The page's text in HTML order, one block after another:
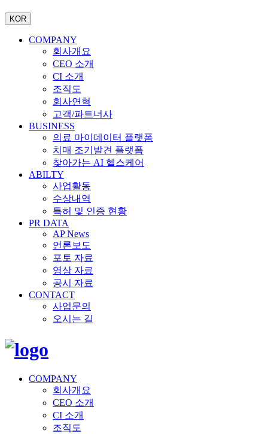
KOR
COMPANY
회사개요
CEO 소개
CI 소개
조직도
회사연혁
고객/파트너사
BUSINESS
의료 마이데이터 플랫폼
치매 조기발견 플랫폼
찾아가는 AI 헬스케어
ABILTY
사업활동
수상내역
특허 및 인증 현황
PR DATA
AP News
언론보도
포토 자료
영상 자료
공시 자료
CONTACT
사업문의
오시는 길
COMPANY
회사개요
CEO 소개
CI 소개
조직도